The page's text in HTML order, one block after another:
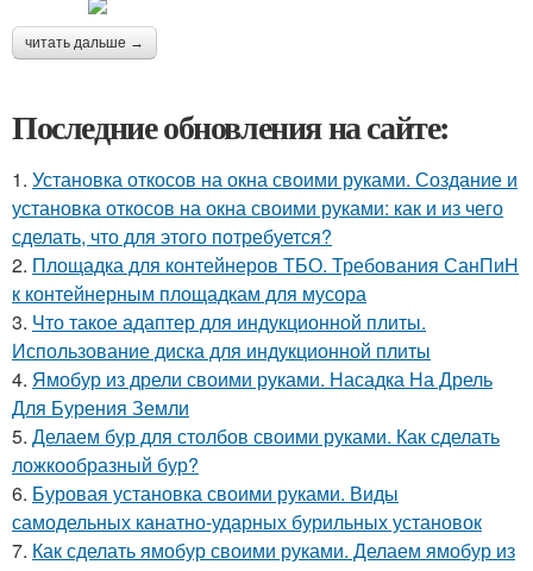
читать дальше →
Последние обновления на сайте:
1. Установка откосов на окна своими руками. Создание и
установка откосов на окна своими руками: как и из чего
сделать, что для этого потребуется?
2. Площадка для контейнеров ТБО. Требования СанПиН
к контейнерным площадкам для мусора
3. Что такое адаптер для индукционной плиты.
Использование диска для индукционной плиты
4. Ямобур из дрели своими руками. Насадка На Дрель
Для Бурения Земли
5. Делаем бур для столбов своими руками. Как сделать
ложкообразный бур?
6. Буровая установка своими руками. Виды
самодельных канатно-ударных бурильных установок
7. Как сделать ямобур своими руками. Делаем ямобур из